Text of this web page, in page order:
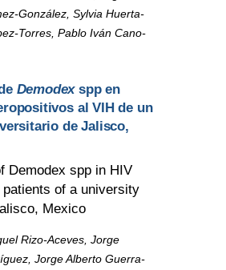
González, Sylvia Huerta-
Torres, Pablo Iván Cano-
Demodexspp en
al VIH de un
de Jalisco,
Demodex spp in HIV
of a university
Mexico
Rizo-Aceves, Jorge
Jorge Alberto Guerra-